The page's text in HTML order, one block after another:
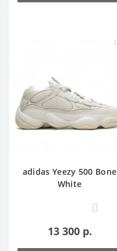
adidas Yeezy 500 Bone
White
0
13 300 р.